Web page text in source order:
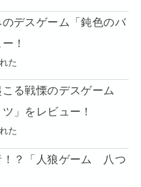
デスゲーム「鈍色のバ
！
た
る戦慄のデスゲーム
」をレビュー！
た
！？「人狼ゲーム 八つ